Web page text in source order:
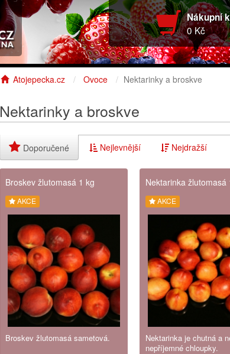
Nákupní
0 Kč
Atojepecka.cz Ovoce Nektarinky a broskve
Nektarinky a broskve
Doporučené Nejlevnější Nejdražší
Broskev žlutomasá 1 kg
AKCE
Broskev žlutomasá sametová.
Nektarinka žlutomasá
AKCE
Nektarinka je chutná a
nepříjemné chloupky.